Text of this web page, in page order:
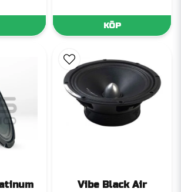
KÖP
Vibe Black Air